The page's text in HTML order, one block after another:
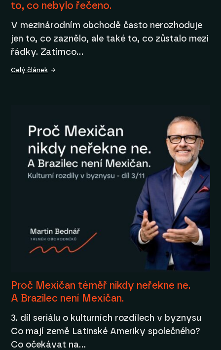
to, co nebylo řečeno.
V mezinárodním obchodě často nerozhoduje
jen to, co zaznělo, ale také to, co zůstalo mezi
řádky. Zatímco…
Celý článek
Proč Mexičan téměř nikdy neřekne ne.
A Brazilec není Mexičan.
3. díl seriálu o kulturních rozdílech v byznysu
Co mají země Latinské Ameriky společného?
Co očekávat na…